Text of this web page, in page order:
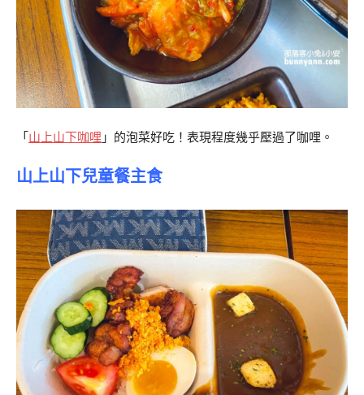
「 山上山下咖哩 」的泡菜好吃！表現程度幾乎壓過了咖哩。
山上山下兒童餐主食